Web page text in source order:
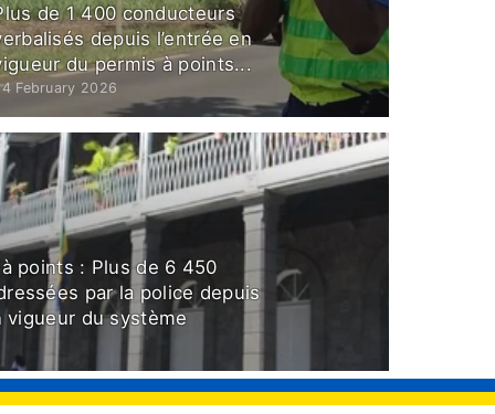
de 1 400 conducteurs
depuis l’entrée en
du permis à points...
February 2026
points : Plus de 6 450
par la police depuis
vigueur du système